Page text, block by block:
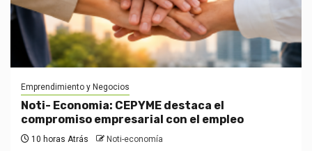
Emprendimiento y Negocios
Noti- Economia: CEPYME destaca el
compromiso empresarial con el empleo
10 horas Atrás Noti-economía